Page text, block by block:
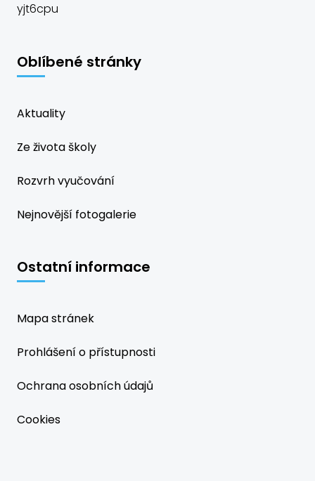
yjt6cpu
Oblíbené stránky
Aktuality
Ze života školy
Rozvrh vyučování
Nejnovější fotogalerie
Ostatní informace
Mapa stránek
Prohlášení o přístupnosti
Ochrana osobních údajů
Cookies